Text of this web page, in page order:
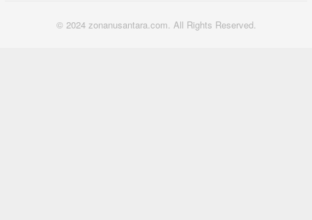
© 2024 zonanusantara.com. All Rights Reserved.